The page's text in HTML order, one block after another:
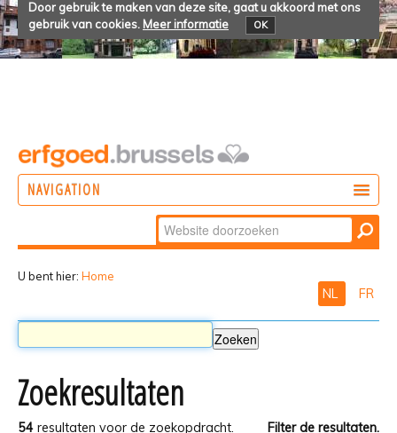
Door gebruik te maken van deze site, gaat u akkoord met ons
gebruik van cookies. Meer informatie OK
NAVIGATION
Zoek
Geavanceerd
U bent hier: Home
NL FR
Zoekresultaten
54 resultaten voor de zoekopdracht.
Filter de resultaten.